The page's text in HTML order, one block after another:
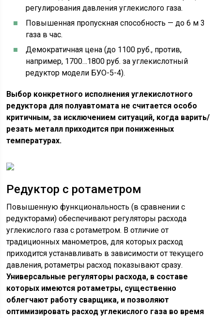
регулирования давления углекислого газа.
Повышенная пропускная способность — до 6 м 3
газа в час.
Демократичная цена (до 1100 руб., против,
например, 1700…1800 руб. за углекислотный
редуктор модели БУО-5-4).
Выбор конкретного исполнения углекислотного
редуктора для полуавтомата не считается особо
критичным, за исключением ситуаций, когда варить/
резать металл приходится при пониженных
температурах.
Редуктор с ротаметром
Повышенную функциональность (в сравнении с
редукторами) обеспечивают регуляторы расхода
углекислого газа с ротаметром. В отличие от
традиционных манометров, для которых расход
приходится устанавливать в зависимости от текущего
давления, ротаметры расход показывают сразу.
Универсальные регуляторы расхода, в составе
которых имеются ротаметры, существенно
облегчают работу сварщика, и позволяют
оптимизировать расход углекислого газа во время